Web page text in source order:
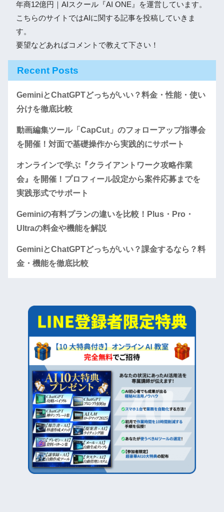
年商12億円｜AIスクール『AI ONE』を運営しています。
こちらのサイトではAIに関する記事を投稿していきま
す。
要望などあればコメントで教えて下さい！
Recent Posts
GeminiとChatGPTどっちがいい？料金・性能・使い
分けを徹底比較
動画編集ツール「CapCut」のフォローアップ指導会
を開催！対面で基礎操作から実践的にサポート
オンラインで学ぶ『クライアントワーク攻略作業
会』を開催！プロフィール設定から案件応募までを
実践形式でサポート
Geminiの有料プランの違いを比較！Plus・Pro・
Ultraの料金や機能を解説
GeminiとChatGPTどっちがいい？課金するなら？料
金・機能を徹底比較